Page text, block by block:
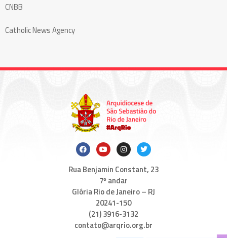
CNBB
Catholic News Agency
Rua Benjamin Constant, 23
7º andar
Glória Rio de Janeiro – RJ
20241-150
(21) 3916-3132
contato@arqrio.org.br